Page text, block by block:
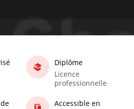
Diplôme
Licence
professionnelle
Accessible en